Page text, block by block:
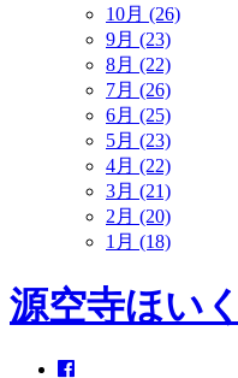
10月 (26)
9月 (23)
8月 (22)
7月 (26)
6月 (25)
5月 (23)
4月 (22)
3月 (21)
2月 (20)
1月 (18)
源空寺ほい